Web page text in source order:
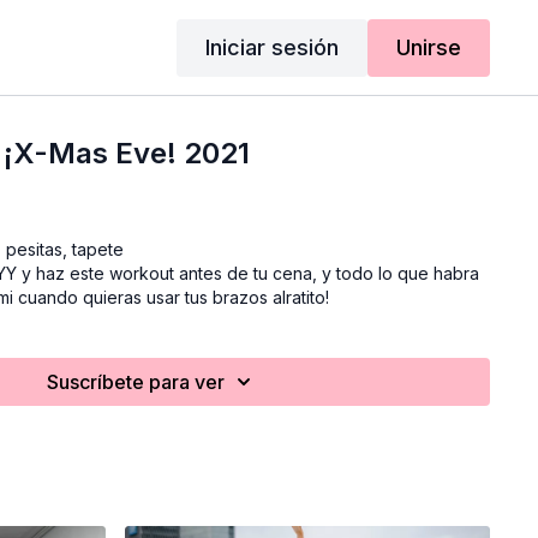
Iniciar sesión Unirse
Mas Eve! 2021
pesitas, tapete
y haz este workout antes de tu cena, y todo lo que habra
cuando quieras usar tus brazos alratito!
Suscríbete para ver